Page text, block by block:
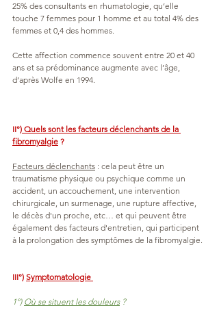
25% des consultants en rhumatologie, qu’elle
touche 7 femmes pour 1 homme et au total 4% des
femmes et 0,4 des hommes.
Cette affection commence souvent entre 20 et 40
ans et sa prédominance augmente avec l’âge,
d’après Wolfe en 1994.
II°) Quels sont les facteurs déclenchants de la
fibromyalgie ?
Facteurs déclenchants : cela peut être un
traumatisme physique ou psychique comme un
accident, un accouchement, une intervention
chirurgicale, un surmenage, une rupture affective,
le décès d'un proche, etc… et qui peuvent être
également des facteurs d'entretien, qui participent
à la prolongation des symptômes de la fibromyalgie.
III°) Symptomatologie
1°) Où se situent les douleurs ?